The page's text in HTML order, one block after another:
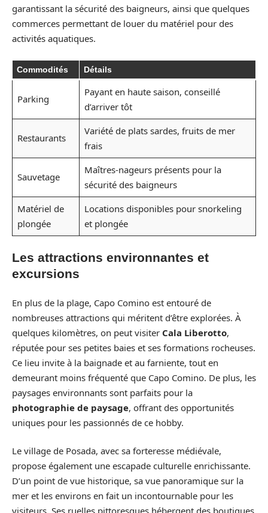
garantissant la sécurité des baigneurs, ainsi que quelques
commerces permettant de louer du matériel pour des
activités aquatiques.
Commodités Détails
Parking
Payant en haute saison, conseillé
d’arriver tôt
Restaurants
Variété de plats sardes, fruits de mer
frais
Sauvetage
Maîtres-nageurs présents pour la
sécurité des baigneurs
Matériel de
plongée
Locations disponibles pour snorkeling
et plongée
Les attractions environnantes et
excursions
En plus de la plage, Capo Comino est entouré de
nombreuses attractions qui méritent d’être explorées. À
quelques kilomètres, on peut visiter Cala Liberotto,
réputée pour ses petites baies et ses formations rocheuses.
Ce lieu invite à la baignade et au farniente, tout en
demeurant moins fréquenté que Capo Comino. De plus, les
paysages environnants sont parfaits pour la
photographie de paysage, offrant des opportunités
uniques pour les passionnés de ce hobby.
Le village de Posada, avec sa forteresse médiévale,
propose également une escapade culturelle enrichissante.
D’un point de vue historique, sa vue panoramique sur la
mer et les environs en fait un incontournable pour les
visiteurs. Ses ruelles pittoresques hébergent des boutiques